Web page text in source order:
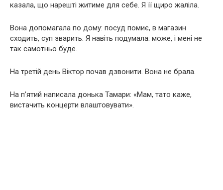
казала, що нарешті житиме для себе. Я її щиро жаліла.
Вона допомагала по дому: посуд помиє, в магазин
сходить, суп зварить. Я навіть подумала: може, і мені не
так самотньо буде.
На третій день Віктор почав дзвонити. Вона не брала.
На п’ятий написала донька Тамари: «Мам, тато каже,
вистачить концерти влаштовувати».